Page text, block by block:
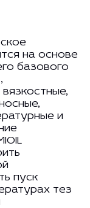
на основе
базового
и
пуск
тез